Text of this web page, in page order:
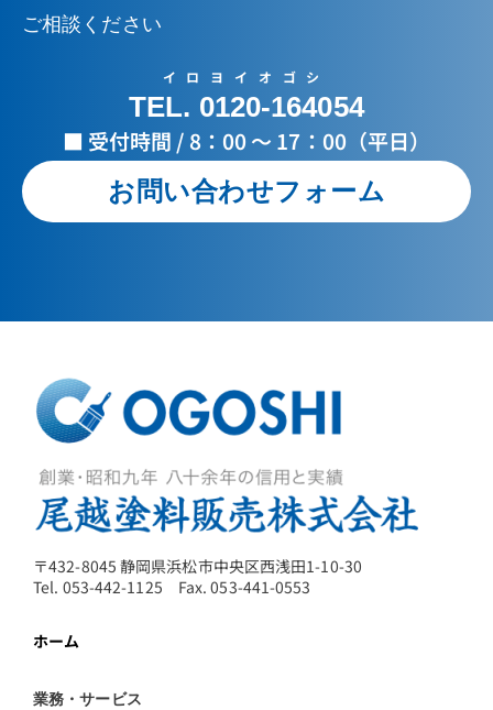
ご相談ください
イロヨイオゴシ
TEL. 0120-164054
■ 受付時間 / 8：00 ～ 17：00（平日）
お問い合わせフォーム
〒432-8045 静岡県浜松市中央区西浅田1-10-30
Tel. 053-442-1125 Fax. 053-441-0553
ホーム
業務・サービス